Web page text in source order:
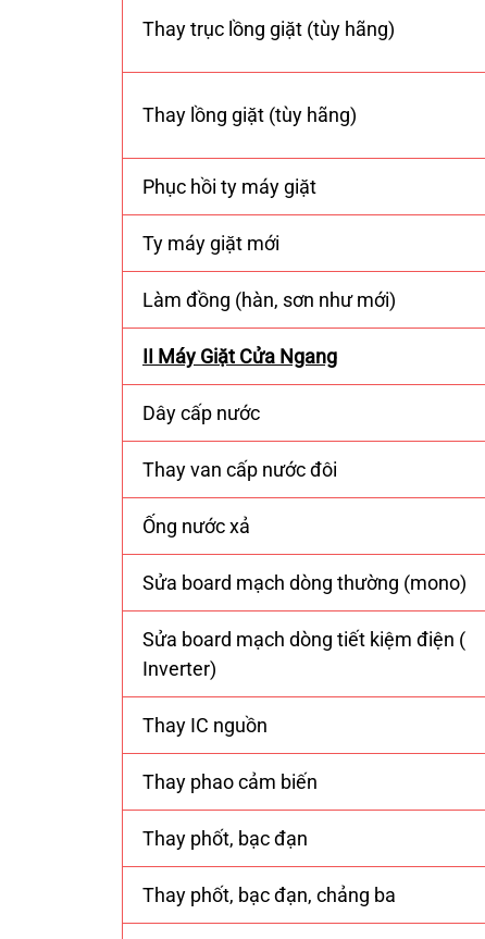
Thay trục lồng giặt (tùy hãng)
Thay lồng giặt (tùy hãng)
Phục hồi ty máy giặt
Ty máy giặt mới
Làm đồng (hàn, sơn như mới)
II Máy Giặt Cửa Ngang
Dây cấp nước
Thay van cấp nước đôi
Ống nước xả
Sửa board mạch dòng thường (mono)
Sửa board mạch dòng tiết kiệm điện (
Inverter)
Thay IC nguồn
Thay phao cảm biến
Thay phốt, bạc đạn
Thay phốt, bạc đạn, chảng ba